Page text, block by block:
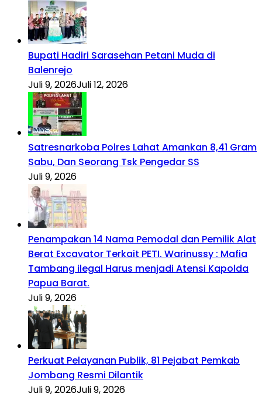
Bupati Hadiri Sarasehan Petani Muda di
Balenrejo
Juli 9, 2026Juli 12, 2026
Satresnarkoba Polres Lahat Amankan 8,41 Gram
Sabu, Dan Seorang Tsk Pengedar SS
Juli 9, 2026
Penampakan 14 Nama Pemodal dan Pemilik Alat
Berat Excavator Terkait PETI. Warinussy : Mafia
Tambang ilegal Harus menjadi Atensi Kapolda
Papua Barat.
Juli 9, 2026
Perkuat Pelayanan Publik, 81 Pejabat Pemkab
Jombang Resmi Dilantik
Juli 9, 2026Juli 9, 2026